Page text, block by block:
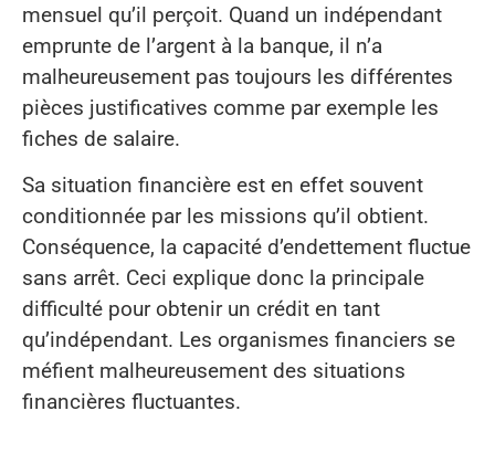
mensuel qu’il perçoit. Quand un indépendant
emprunte de l’argent à la banque, il n’a
malheureusement pas toujours les différentes
pièces justificatives comme par exemple les
fiches de salaire.
Sa situation financière est en effet souvent
conditionnée par les missions qu’il obtient.
Conséquence, la capacité d’endettement fluctue
sans arrêt. Ceci explique donc la principale
difficulté pour obtenir un crédit en tant
qu’indépendant. Les organismes financiers se
méfient malheureusement des situations
financières fluctuantes.